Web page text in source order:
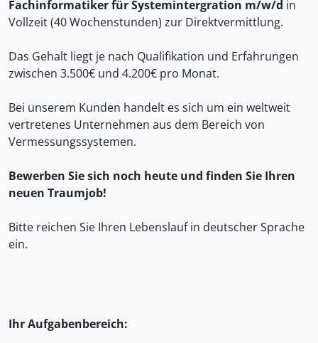
Fachinformatiker für Systemintergration m/w/d in
Vollzeit (40 Wochenstunden) zur Direktvermittlung.
Das Gehalt liegt je nach Qualifikation und Erfahrungen
zwischen 3.500€ und 4.200€ pro Monat.
Bei unserem Kunden handelt es sich um ein weltweit
vertretenes Unternehmen aus dem Bereich von
Vermessungssystemen.
Bewerben Sie sich noch heute und finden Sie Ihren
neuen Traumjob!
Bitte reichen Sie Ihren Lebenslauf in deutscher Sprache
ein.
Ihr Aufgabenbereich: